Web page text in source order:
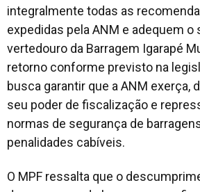
integralmente todas as
expedidas pela ANM e adequem o
vertedouro da Barragem Igarapé
retorno conforme previsto na
busca garantir que a ANM exerça,
seu poder de fiscalização e
normas de segurança de
penalidades cabíveis.
O MPF ressalta que o